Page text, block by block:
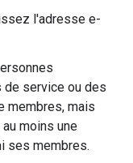
l'adresse e-
service ou des
membres, mais
moins une
ses membres.